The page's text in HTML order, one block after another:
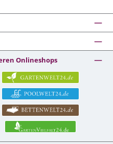
Onlineshops